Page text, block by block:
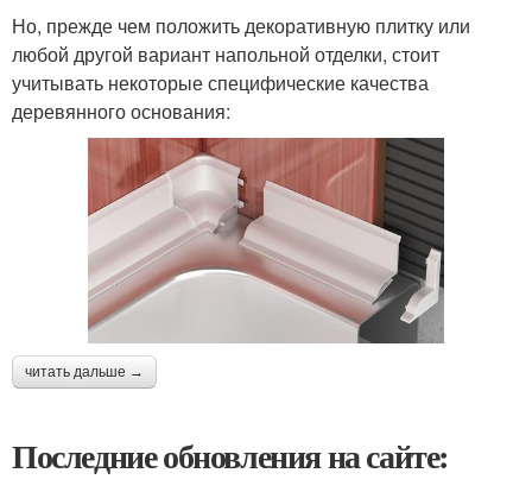
Но, прежде чем положить декоративную плитку или
любой другой вариант напольной отделки, стоит
учитывать некоторые специфические качества
деревянного основания:
читать дальше →
Последние обновления на сайте: